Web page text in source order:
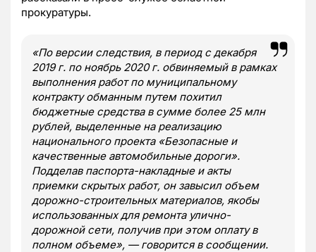
прокуратуры.
«По версии следствия, в период с декабря
2019 г. по ноябрь 2020 г. обвиняемый в рамках
выполнения работ по муниципальному
контракту обманным путем похитил
бюджетные средства в сумме более 25 млн
рублей, выделенные на реализацию
национального проекта «Безопасные и
качественные автомобильные дороги».
Подделав паспорта-накладные и акты
приемки скрытых работ, он завысил объем
дорожно-строительных материалов, якобы
использованных для ремонта улично-
дорожной сети, получив при этом оплату в
полном объеме», — говорится в сообщении.